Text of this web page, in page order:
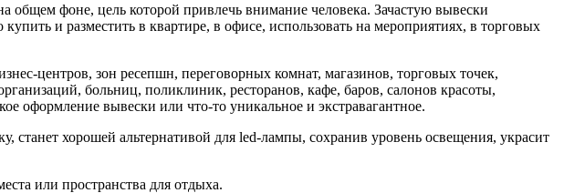
фоне, цель которой привлечь внимание человека. Зачастую вывески
и разместить в квартире, в офисе, использовать на мероприятиях, в торговых
центров, зон ресепшн, переговорных комнат, магазинов, торговых точек,
больниц, поликлиник, ресторанов, кафе, баров, салонов красоты,
оформление вывески или что-то уникальное и экстравагантное.
хорошей альтернативой для led-лампы, сохранив уровень освещения, украсит
или пространства для отдыха.